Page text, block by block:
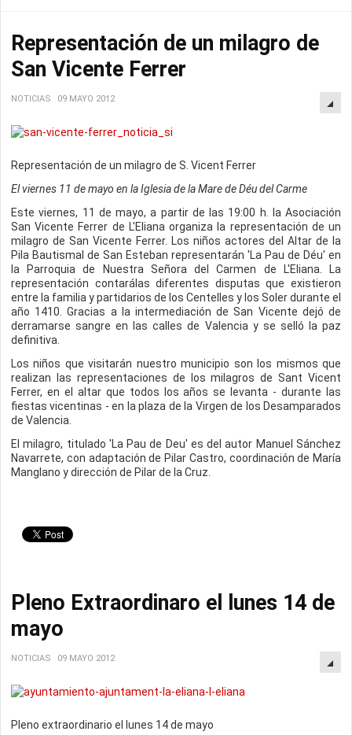
Representación de un milagro de
San Vicente Ferrer
NOTICIAS 09 MAYO 2012
Representación de un milagro de S. Vicent Ferrer
El viernes 11 de mayo en la Iglesia de la Mare de Déu del Carme
Este viernes, 11 de mayo, a partir de las 19:00 h. la Asociación
San Vicente Ferrer de L'Eliana organiza la representación de un
milagro de San Vicente Ferrer. Los niños actores del Altar de la
Pila Bautismal de San Esteban representarán 'La Pau de Déu' en
la Parroquia de Nuestra Señora del Carmen de L'Eliana. La
representación contarálas diferentes disputas que existieron
entre la familia y partidarios de los Centelles y los Soler durante el
año 1410. Gracias a la intermediación de San Vicente dejó de
derramarse sangre en las calles de Valencia y se selló la paz
definitiva.
Los niños que visitarán nuestro municipio son los mismos que
realizan las representaciones de los milagros de Sant Vicent
Ferrer, en el altar que todos los años se levanta - durante las
fiestas vicentinas - en la plaza de la Virgen de los Desamparados
de Valencia.
El milagro, titulado 'La Pau de Deu' es del autor Manuel Sánchez
Navarrete, con adaptación de Pilar Castro, coordinación de María
Manglano y dirección de Pilar de la Cruz.
Pleno Extraordinaro el lunes 14 de
mayo
NOTICIAS 09 MAYO 2012
Pleno extraordinario el lunes 14 de mayo